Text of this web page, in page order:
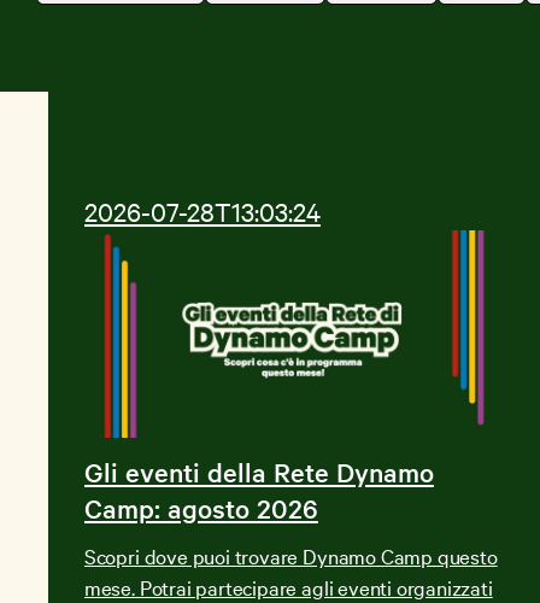
Shop Solidale
2026-07-28T13:03:24
Gli eventi della Rete Dynamo
Camp: agosto 2026
Scopri dove puoi trovare Dynamo Camp questo
mese. Potrai partecipare agli eventi organizzati